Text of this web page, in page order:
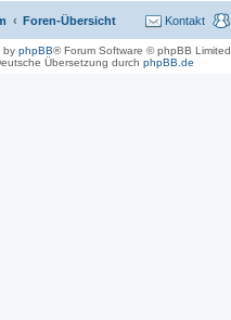
Foren-Übersicht Kontakt
by phpBB® Forum Software © phpBB Limited
Übersetzung durch phpBB.de